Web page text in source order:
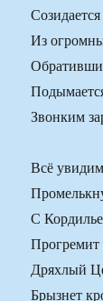
Из
Звонким
Всё
С
Прогремит
Дряхлый
Брызнет